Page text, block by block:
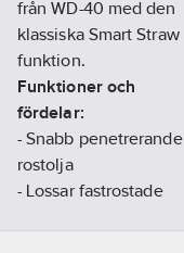
från WD-40 med den
klassiska Smart Straw
funktion.
Funktioner och
fördelar:
- Snabb penetrerande
rostolja
- Lossar fastrostade